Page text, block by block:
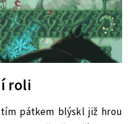
roli
pátkem blýskl již hrou